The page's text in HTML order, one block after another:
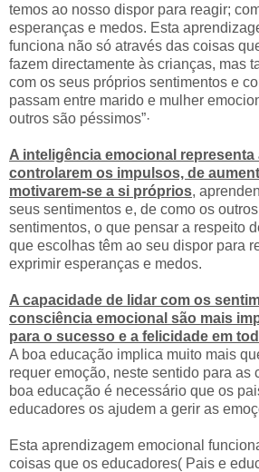
temos ao nosso dispor para reagir;
esperanças e medos. Esta
funciona não só através das coisas
fazem directamente às crianças, mas
com os seus próprios sentimentos e
passam entre marido e mulher
outros são péssimos”·
A inteligência emocional representa
controlarem os impulsos, de
motivarem-se a si próprios,
seus sentimentos e, de como os
sentimentos, o que pensar a respeito
que escolhas têm ao seu dispor para
exprimir esperanças e medos.
A capacidade de lidar com os
consciência emocional são mais
para o sucesso e a felicidade em
A boa educação implica muito mais
requer emoção, neste sentido para as
boa educação é necessário que os
educadores os ajudem a gerir as
Esta aprendizagem emocional
coisas que os educadores( Pais e